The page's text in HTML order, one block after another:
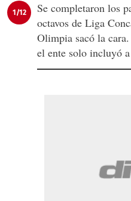
1/12
Se completaron los
octavos de Liga
Olimpia sacó la
el ente solo incluyó